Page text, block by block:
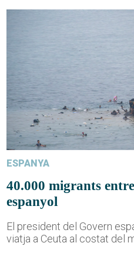
ESPANYA
40.000 migrants
espanyol
El president del Govern
viatja a Ceuta al costat del